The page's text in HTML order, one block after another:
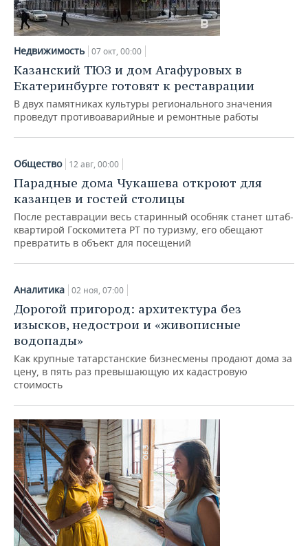
Недвижимость 07 окт, 00:00
Казанский ТЮЗ и дом Агафуровых в
Екатеринбурге готовят к реставрации
В двух памятниках культуры регионального значения
проведут противоаварийные и ремонтные работы
Общество 12 авг, 00:00
Парадные дома Чукашева откроют для
казанцев и гостей столицы
После реставрации весь старинный особняк станет штаб-
квартирой Госкомитета РТ по туризму, его обещают
превратить в объект для посещений
Аналитика 02 ноя, 07:00
Дорогой пригород: архитектура без
изысков, недострои и «живописные
водопады»
Как крупные татарстанские бизнесмены продают дома за
цену, в пять раз превышающую их кадастровую
стоимость